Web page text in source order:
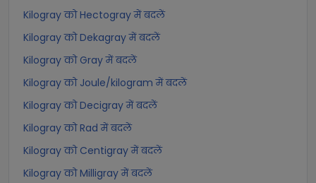
Kilogray को Hectogray में बदलें
Kilogray को Dekagray में बदलें
Kilogray को Gray में बदलें
Kilogray को Joule/kilogram में बदलें
Kilogray को Decigray में बदलें
Kilogray को Rad में बदलें
Kilogray को Centigray में बदलें
Kilogray को Milligray में बदलें